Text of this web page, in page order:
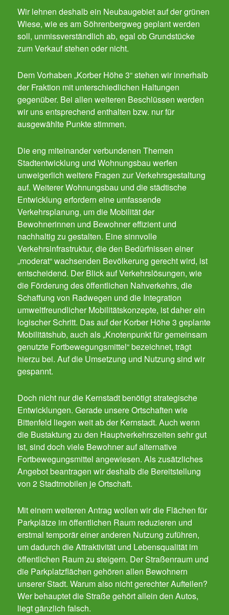
Wir lehnen deshalb ein Neubaugebiet auf der grünen
Wiese, wie es am Söhrenbergweg geplant werden
soll, unmissverständlich ab, egal ob Grundstücke
zum Verkauf stehen oder nicht.
Dem Vorhaben „Korber Höhe 3“ stehen wir innerhalb
der Fraktion mit unterschiedlichen Haltungen
gegenüber. Bei allen weiteren Beschlüssen werden
wir uns entsprechend enthalten bzw. nur für
ausgewählte Punkte stimmen.
Die eng miteinander verbundenen Themen
Stadtentwicklung und Wohnungsbau werfen
unweigerlich weitere Fragen zur Verkehrsgestaltung
auf. Weiterer Wohnungsbau und die städtische
Entwicklung erfordern eine umfassende
Verkehrsplanung, um die Mobilität der
Bewohnerinnen und Bewohner effizient und
nachhaltig zu gestalten. Eine sinnvolle
Verkehrsinfrastruktur, die den Bedürfnissen einer
„moderat“ wachsenden Bevölkerung gerecht wird, ist
entscheidend. Der Blick auf Verkehrslösungen, wie
die Förderung des öffentlichen Nahverkehrs, die
Schaffung von Radwegen und die Integration
umweltfreundlicher Mobilitätskonzepte, ist daher ein
logischer Schritt. Das auf der Korber Höhe 3 geplante
Mobilitätshub, auch als „Knotenpunkt für gemeinsam
genutzte Fortbewegungsmittel“ bezeichnet, trägt
hierzu bei. Auf die Umsetzung und Nutzung sind wir
gespannt.
Doch nicht nur die Kernstadt benötigt strategische
Entwicklungen. Gerade unsere Ortschaften wie
Bittenfeld liegen weit ab der Kernstadt. Auch wenn
die Bustaktung zu den Hauptverkehrszeiten sehr gut
ist, sind doch viele Bewohner auf alternative
Fortbewegungsmittel angewiesen. Als zusätzliches
Angebot beantragen wir deshalb die Bereitstellung
von 2 Stadtmobilen je Ortschaft.
Mit einem weiteren Antrag wollen wir die Flächen für
Parkplätze im öffentlichen Raum reduzieren und
erstmal temporär einer anderen Nutzung zuführen,
um dadurch die Attraktivität und Lebensqualität im
öffentlichen Raum zu steigern. Der Straßenraum und
die Parkplatzflächen gehören allen Bewohnern
unserer Stadt. Warum also nicht gerechter Aufteilen?
Wer behauptet die Straße gehört allein den Autos,
liegt gänzlich falsch.